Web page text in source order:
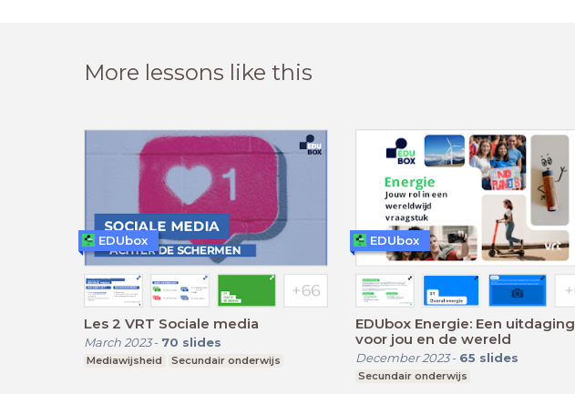
More lessons like this
Les 2 VRT Sociale media
March 2023- 70 slides
Mediawijsheid Secundair onderwijs
EDUbox
EDUbox Energie: Een uitdaging
voor jou en de wereld
December 2023- 65 slides
Secundair onderwijs
EDUbox